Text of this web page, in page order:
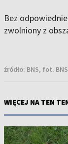
Bez
zwolniony z
źródło: BNS, fot.
WIĘCEJ NA TEN